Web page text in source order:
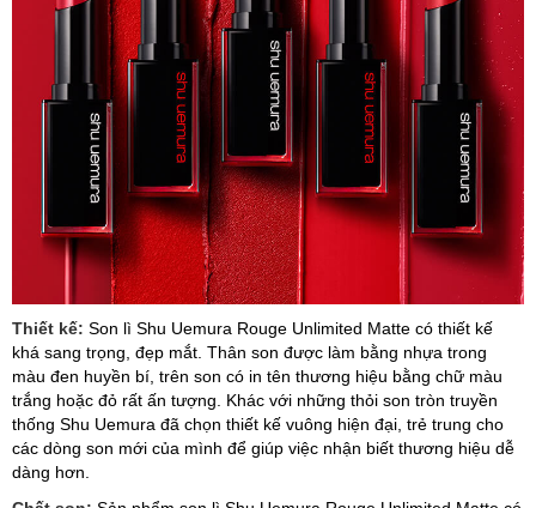
Thiết kế: Son lì Shu Uemura Rouge Unlimited Matte có thiết kế
khá sang trọng, đẹp mắt. Thân son được làm bằng nhựa trong
màu đen huyền bí, trên son có in tên thương hiệu bằng chữ màu
trắng hoặc đỏ rất ấn tượng. Khác với những thỏi son tròn truyền
thống Shu Uemura đã chọn thiết kế vuông hiện đại, trẻ trung cho
các dòng son mới của mình để giúp việc nhận biết thương hiệu dễ
dàng hơn.